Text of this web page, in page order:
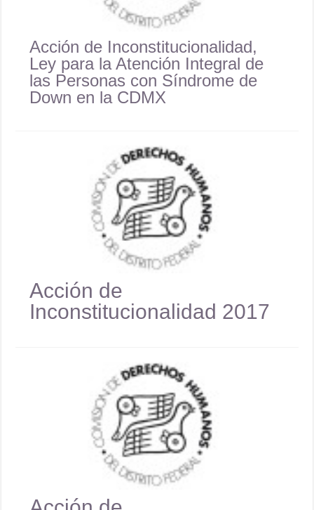
Acción de Inconstitucionalidad,
Ley para la Atención Integral de
las Personas con Síndrome de
Down en la CDMX
Acción de
Inconstitucionalidad 2017